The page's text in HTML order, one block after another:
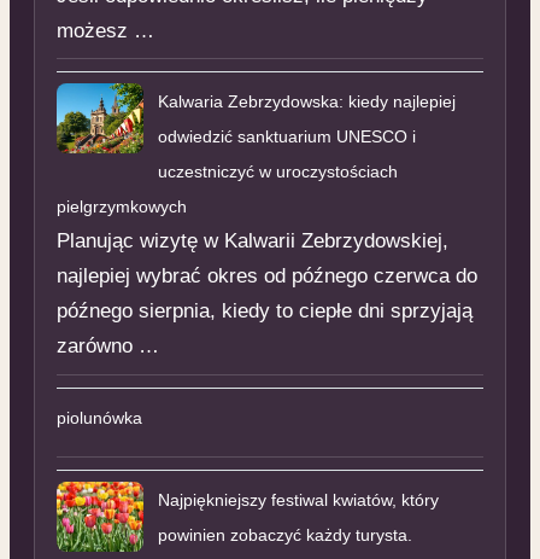
możesz …
Kalwaria Zebrzydowska: kiedy najlepiej
odwiedzić sanktuarium UNESCO i
uczestniczyć w uroczystościach
pielgrzymkowych
Planując wizytę w Kalwarii Zebrzydowskiej,
najlepiej wybrać okres od późnego czerwca do
późnego sierpnia, kiedy to ciepłe dni sprzyjają
zarówno …
piolunówka
Najpiękniejszy festiwal kwiatów, który
powinien zobaczyć każdy turysta.